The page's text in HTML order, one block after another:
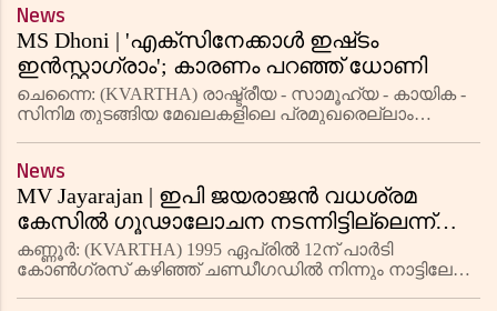
കോലാഹലങ്ങളൊന്നും ഇല്ലാത
News
MS Dhoni | 'എക്‌സിനേക്കാൾ ഇഷ്‌ടം
ഇൻസ്റ്റാഗ്രാം'; കാരണം പറഞ്ഞ് ധോണി
ചെന്നൈ: (KVARTHA) രാഷ്ട്രീയ - സാമൂഹ്യ - കായിക -
സിനിമ തുടങ്ങിയ മേഖലകളിലെ പ്രമുഖരെല്ലാം
ഇന്ത്യൻ ക്രിക്കറ്റ് ടീം ക്യാപ്
News
MV Jayarajan | ഇപി ജയരാജന്‍ വധശ്രമ
കേസില്‍ ഗൂഢാലോചന നടന്നിട്ടില്ലെന്ന്
കോടതി വിധിയില്‍ പറഞ്ഞിട്ടില്ലെന്ന് എംവി
ജയരാജന്‍
കണ്ണൂര്‍: (KVARTHA) 1995 ഏപ്രില്‍ 12ന് പാര്‍ടി
കോണ്‍ഗ്രസ് കഴിഞ്ഞ് ചണ്ഡീഗഡില്‍ നിന്നും നാട്ടിലേക്ക്